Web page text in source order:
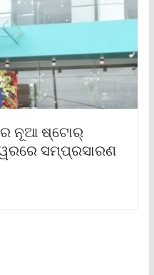
ନୂଆ ଷ୍ଟୋର୍
ସମ୍ପ୍ରସାରଣ